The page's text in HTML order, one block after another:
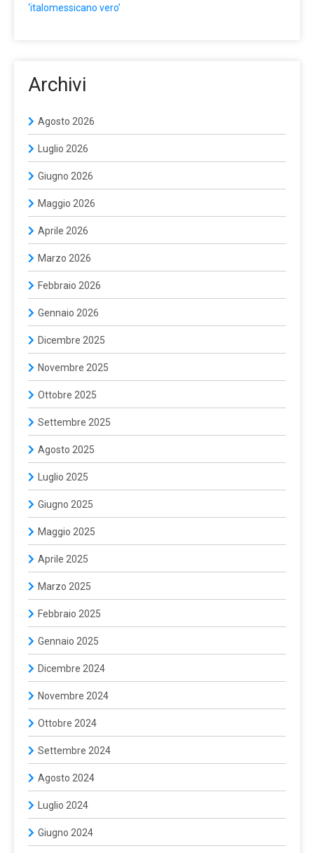
‘italomessicano vero’
Archivi
Agosto 2026
Luglio 2026
Giugno 2026
Maggio 2026
Aprile 2026
Marzo 2026
Febbraio 2026
Gennaio 2026
Dicembre 2025
Novembre 2025
Ottobre 2025
Settembre 2025
Agosto 2025
Luglio 2025
Giugno 2025
Maggio 2025
Aprile 2025
Marzo 2025
Febbraio 2025
Gennaio 2025
Dicembre 2024
Novembre 2024
Ottobre 2024
Settembre 2024
Agosto 2024
Luglio 2024
Giugno 2024